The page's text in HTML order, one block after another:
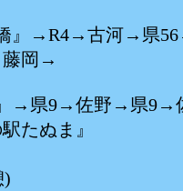
橋』→R4→古河→県
岡→
』→県9→佐野→県
たぬま』